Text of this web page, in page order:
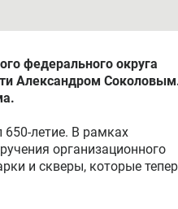
федерального округа
Александром
летие. В рамках
организационного
и скверы, которые